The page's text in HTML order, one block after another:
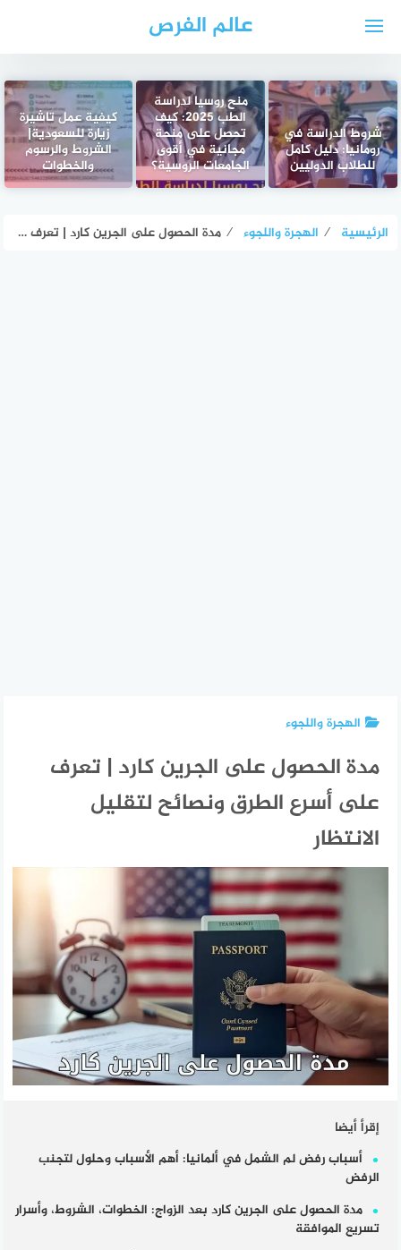
عالم الفرص
شروط الدراسة في
رومانيا: دليل كامل
للطلاب الدوليين
منح روسيا لدراسة
الطب 2025: كيف
تحصل على منحة
مجانية في أقوى
الجامعات الروسية؟
كيفية عمل تاشيرة
زيارة للسعودية|
الشروط والرسوم
والخطوات
الرئيسية ⁄ الهجرة واللجوء ⁄ مدة الحصول على الجرين كارد | تعرف على أسرع الطرق ونصائح لتقليل الانتظار
الهجرة واللجوء
مدة الحصول على الجرين كارد | تعرف
على أسرع الطرق ونصائح لتقليل
الانتظار
إقرأ أيضا
أسباب رفض لم الشمل في ألمانيا: أهم الأسباب وحلول لتجنب
الرفض
مدة الحصول على الجرين كارد بعد الزواج: الخطوات، الشروط، وأسرار
تسريع الموافقة